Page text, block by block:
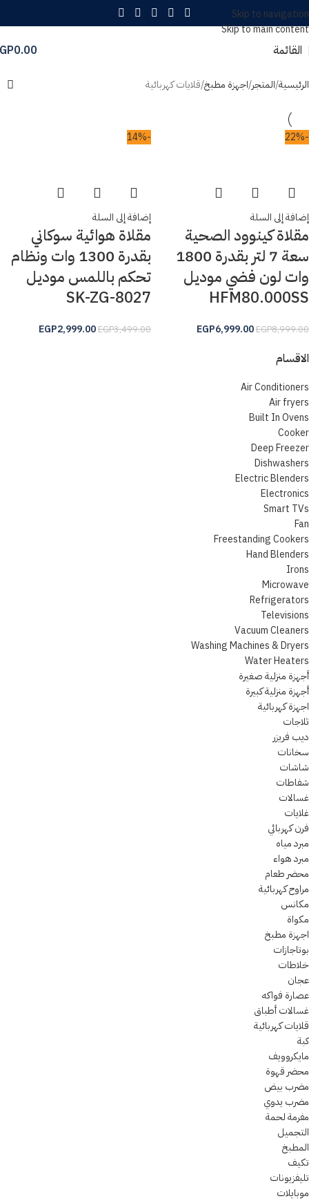
Skip to navigation
Skip to main content
القائمة 0.00
الاقسام
Air Conditioners
Air fryers
Built In Ovens
Cooker
Deep Freezer
Dishwashers
Electric Blenders
Electronics
Smart TVs
Fan
Freestanding Cookers
Hand Blenders
Irons
Microwave
Refrigerators
Televisions
Vacuum Cleaners
Washing Machines & Dryers
Water Heaters
أجهزة منزلية صغيرة
أجهزة منزلية كبيرة
اجهزة كهربائية
ثلاجات
ديب فريزر
سخانات
شاشات
شفاطات
غسالات
غلايات
فرن كهربائي
مبرد مياه
مبرد هواء
محضر طعام
مراوح كهربائية
مكانس
مكواة
اجهزة مطبخ
بوتاجازات
خلاطات
عجان
عصارة فواكه
غسالات أطباق
قلايات كهربائية
كبة
مايكروويف
محضر قهوة
مضرب بيض
مضرب يدوي
مفرمة لحمة
التجميل
المطبخ
تكيف
تليفزيونات
موبايلات
الرئيسية المتجر اجهزة مطبخ قلايات كهربائية
-22%
إضافة إلى السلة
مقلاة كينوود الصحية
سعة 7 لتر بقدرة 1800
وات لون فضي موديل
HFM80.000SS
EGP8,999.00
EGP6,999.00
-14%
إضافة إلى السلة
مقلاة هوائية سوكاني
بقدرة 1300 وات ونظام
تحكم باللمس موديل
SK-ZG-8027
EGP3,499.00
EGP2,999.00